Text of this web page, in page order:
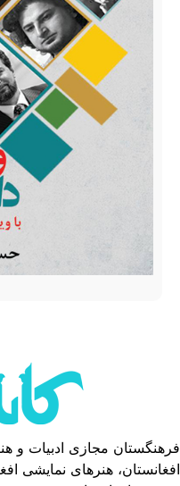
فرهنگستان مجازی ادبیات و
افغانستان، هنرهای نمایشی